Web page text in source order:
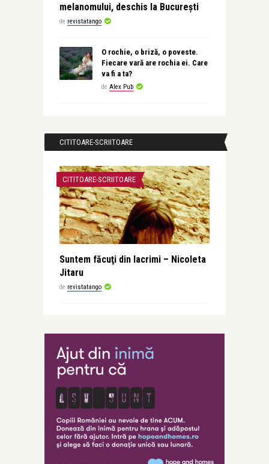
melanomului, deschis la București
de revistatango
O rochie, o briză, o poveste.
Fiecare vară are rochia ei. Care
va fi a ta?
de Alex Pub
CITITOARE-SCRIITOARE
CITITOARE-SCRIITOARE
Suntem făcuţi din lacrimi – Nicoleta
Jitaru
de revistatango